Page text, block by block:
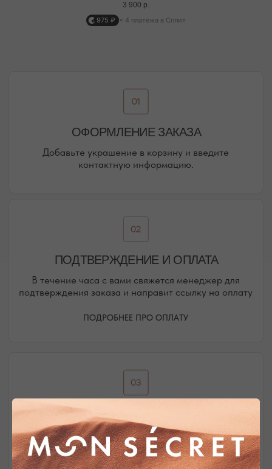
3 900 р.
975 ₽
× 4 платежа в Сплит
@MOONSECRET_JEWELLERY
ПЕРЕЙТИ ВО ВКОНТАКТЕ